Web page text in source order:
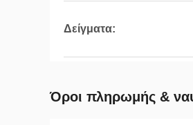
Δείγματα:
Όροι πληρωμής &